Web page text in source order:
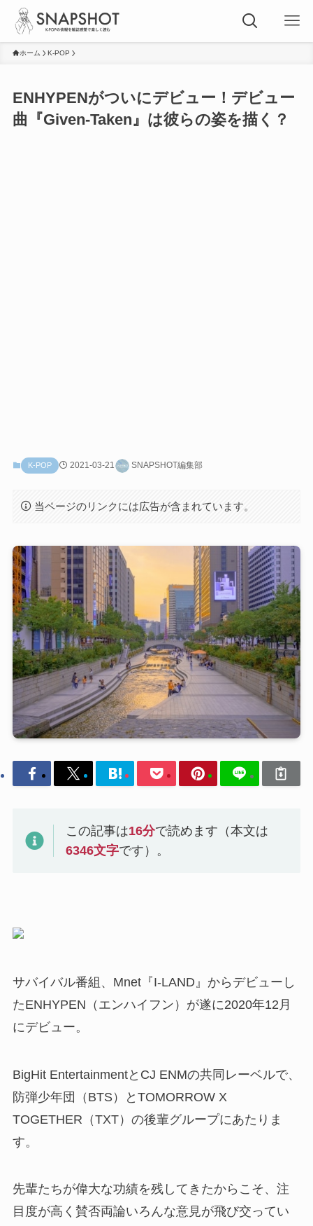
ホーム K-POP
ENHYPENがついにデビュー！デビュー
曲『Given-Taken』は彼らの姿を描く？
K-POP 2021-03-21 SNAPSHOT編集部
当ページのリンクには広告が含まれています。
この記事は16分で読めます（本文は
6346文字です）。
サバイバル番組、Mnet『I-LAND』からデビューし
たENHYPEN（エンハイフン）が遂に2020年12月
にデビュー。
BigHit EntertainmentとCJ ENMの共同レーベルで、
防弾少年団（BTS）とTOMORROW X
TOGETHER（TXT）の後輩グループにあたりま
す。
先輩たちが偉大な功績を残してきたからこそ、注
目度が高く賛否両論いろんな意見が飛び交ってい